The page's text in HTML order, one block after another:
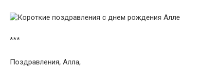
***
Поздравления, Алла,